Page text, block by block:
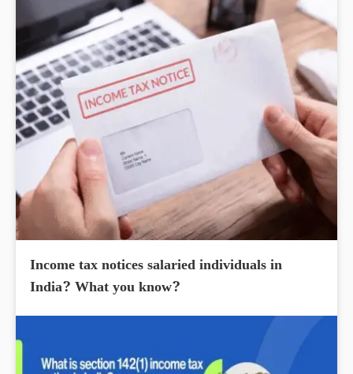
Income tax notices salaried individuals in
India? What you know?